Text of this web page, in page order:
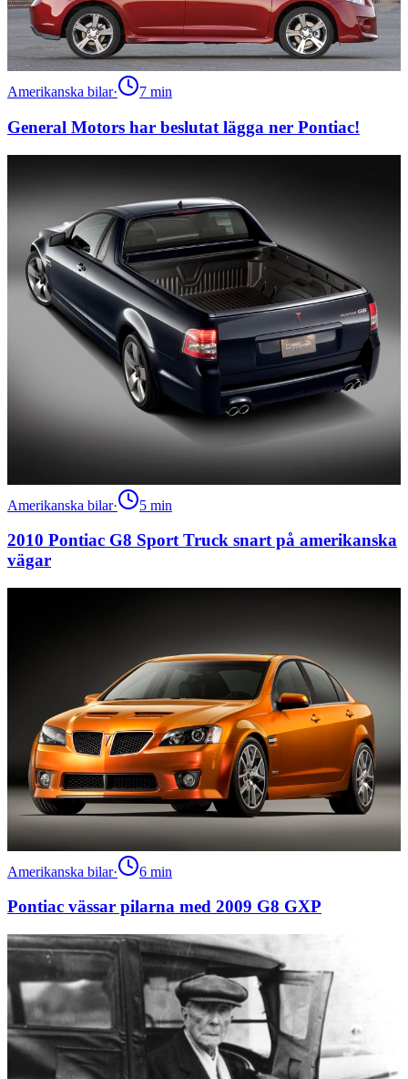
Amerikanska bilar· 7 min
General Motors har beslutat lägga ner Pontiac!
Amerikanska bilar· 5 min
2010 Pontiac G8 Sport Truck snart på amerikanska
vägar
Amerikanska bilar· 6 min
Pontiac vässar pilarna med 2009 G8 GXP